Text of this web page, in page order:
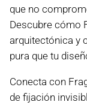
que no
Descubre cómo
arquitectónica y
pura que tu
Conecta con
de fijación